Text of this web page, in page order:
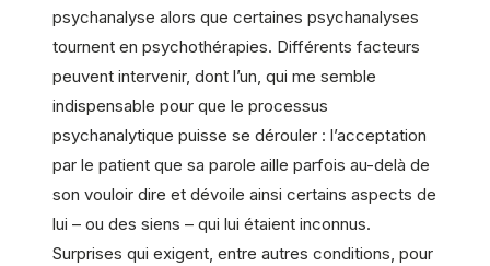
psychanalyse alors que certaines psychanalyses
tournent en psychothérapies. Différents facteurs
peuvent intervenir, dont l’un, qui me semble
indispensable pour que le processus
psychanalytique puisse se dérouler : l’acceptation
par le patient que sa parole aille parfois au-delà de
son vouloir dire et dévoile ainsi certains aspects de
lui – ou des siens – qui lui étaient inconnus.
Surprises qui exigent, entre autres conditions, pour